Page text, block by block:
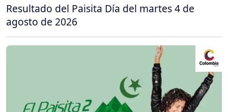
Resultado del Paisita Día del martes 4 de
agosto de 2026